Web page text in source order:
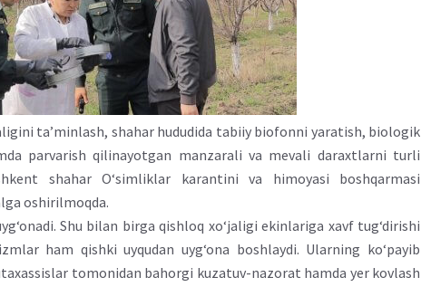
ta’minlash, shahar hududida tabiiy biofonni yaratish, biologik
parvarish qilinayotgan manzarali va mevali daraxtlarni turli
shahar O‘simliklar karantini va himoyasi boshqarmasi
oshirilmoqda.
Shu bilan birga qishloq xo‘jaligi ekinlariga xavf tug‘dirishi
ham qishki uyqudan uyg‘ona boshlaydi. Ularning ko‘payib
tomonidan bahorgi kuzatuv-nazorat hamda yer kovlash